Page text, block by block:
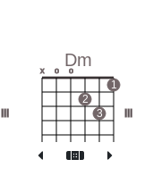
Dm
x o o
2
3
1